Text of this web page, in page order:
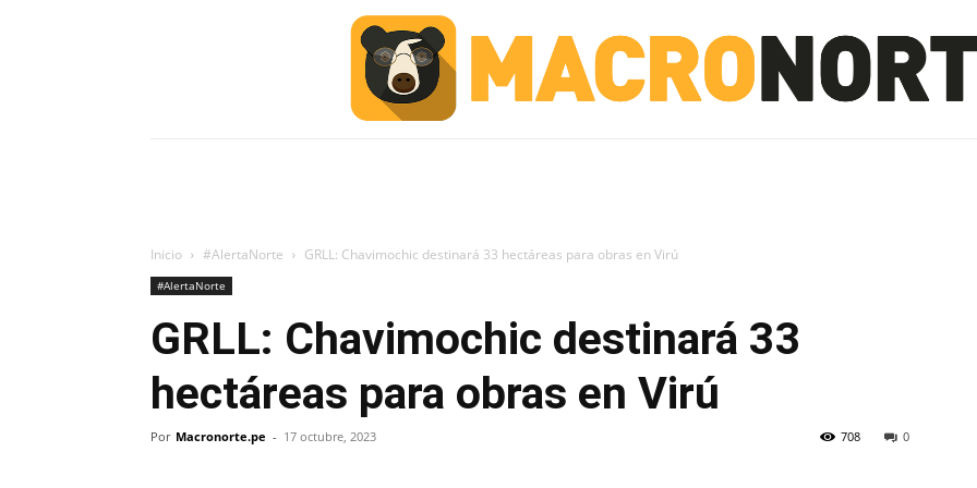
Inicio #AlertaNorte GRLL: Chavimochic destinará 33 hectáreas para obras en Virú
#AlertaNorte
GRLL: Chavimochic destinará 33
hectáreas para obras en Virú
Por Macronorte.pe - 17 octubre, 2023 0
708